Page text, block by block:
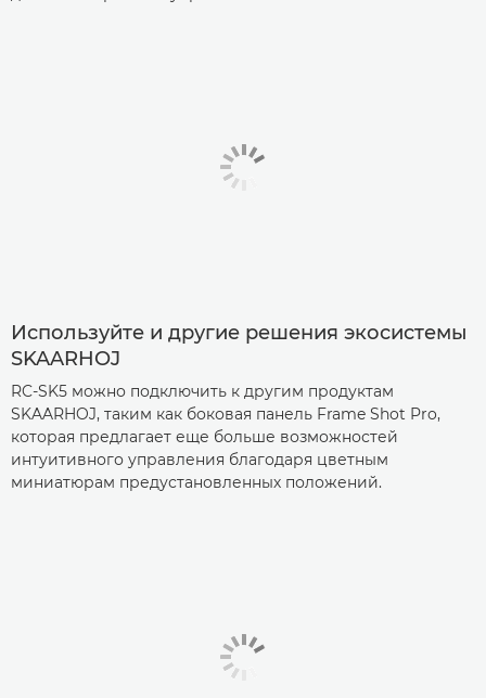
Используйте и другие решения экосистемы
SKAARHOJ
RC-SK5 можно подключить к другим продуктам
SKAARHOJ, таким как боковая панель Frame Shot Pro,
которая предлагает еще больше возможностей
интуитивного управления благодаря цветным
миниатюрам предустановленных положений.